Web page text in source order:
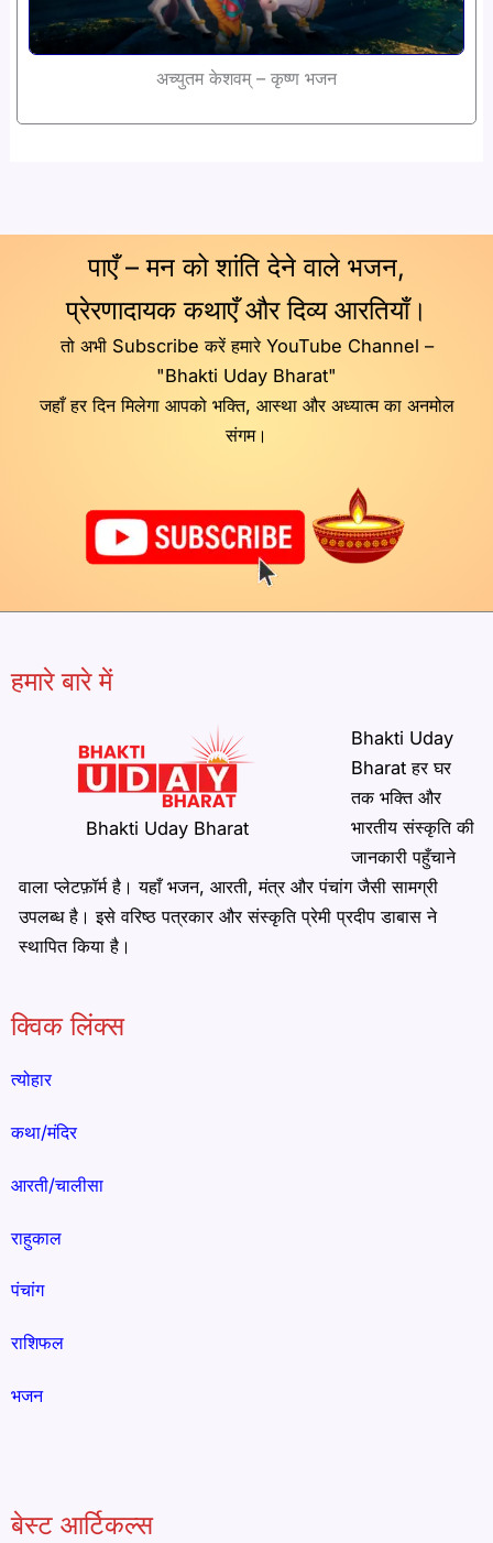
अच्युतम केशवम् – कृष्ण भजन
पाएँ – मन को शांति देने वाले भजन,
प्रेरणादायक कथाएँ और दिव्य आरतियाँ।
तो अभी Subscribe करें हमारे YouTube Channel –
"Bhakti Uday Bharat"
जहाँ हर दिन मिलेगा आपको भक्ति, आस्था और अध्यात्म का अनमोल
संगम।
हमारे बारे में
Bhakti Uday Bharat
Bhakti Uday
Bharat हर घर
तक भक्ति और
भारतीय संस्कृति की
जानकारी पहुँचाने
वाला प्लेटफ़ॉर्म है। यहाँ भजन, आरती, मंत्र और पंचांग जैसी सामग्री
उपलब्ध है। इसे वरिष्ठ पत्रकार और संस्कृति प्रेमी प्रदीप डाबास ने
स्थापित किया है।
क्विक लिंक्स
त्योहार
कथा/मंदिर
आरती/चालीसा
राहुकाल
पंचांग
राशिफल
भजन
बेस्ट आर्टिकल्स